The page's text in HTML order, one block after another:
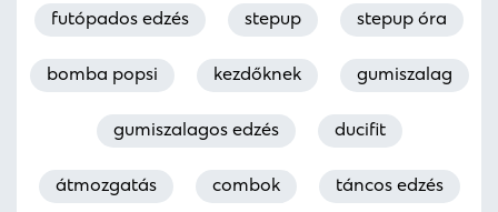
futópados edzés stepup stepup óra
bomba popsi kezdőknek gumiszalag
gumiszalagos edzés ducifit
átmozgatás combok táncos edzés